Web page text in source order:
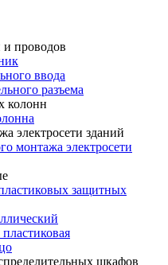
и проводов
ввода
разъема
колонн
электросети зданий
монтажа электросети
защитных
шкафов